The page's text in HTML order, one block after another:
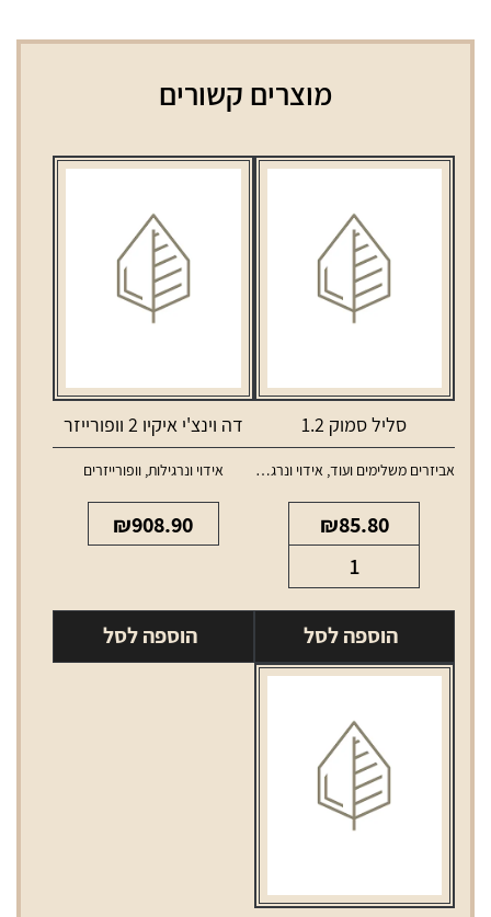
מוצרים קשורים
סליל סמוק 1.2
אביזרים משלימים ועוד, אידוי ונרגילות סלילים וסוללות למכשירי אידוי
₪85.80
של
סליל
סמוק
1.2
הוספה לסל
דה וינצ'י איקיו 2 וופורייזר
אידוי ונרגילות,וופורייזרים
₪908.90
הוספה לסל